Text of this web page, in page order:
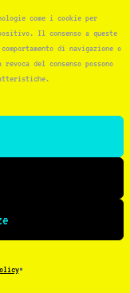
come i cookie per
Il consenso a queste
di navigazione o
del consenso possono